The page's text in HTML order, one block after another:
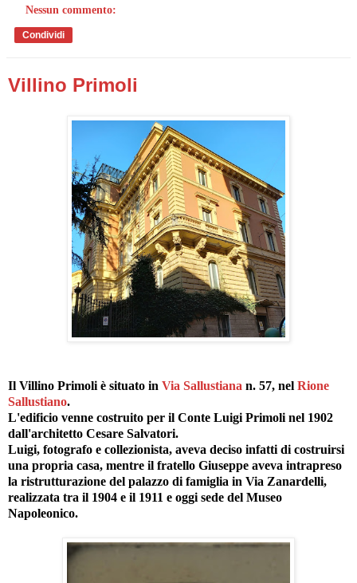
Nessun commento:
Condividi
Villino Primoli
Il Villino Primoli è situato in Via Sallustiana n. 57, nel Rione
Sallustiano.
L'edificio venne costruito per il Conte Luigi Primoli nel 1902
dall'architetto Cesare Salvatori.
Luigi, fotografo e collezionista, aveva deciso infatti di costruirsi
una propria casa, mentre il fratello Giuseppe aveva intrapreso
la ristrutturazione del palazzo di famiglia in Via Zanardelli,
realizzata tra il 1904 e il 1911 e oggi sede del Museo
Napoleonico.